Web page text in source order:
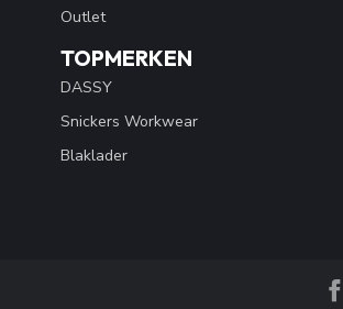
Outlet
TOPMERKEN
DASSY
Snickers Workwear
Blaklader